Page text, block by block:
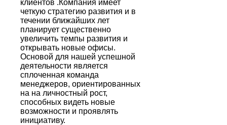
клиентов .Компания имеет
четкую стратегию развития и в
течении ближайших лет
планирует существенно
увеличить темпы развития и
открывать новые офисы.
Основой для нашей успешной
деятельности является
сплоченная команда
менеджеров, ориентированных
на на личностный рост,
способных видеть новые
возможности и проявлять
инициативу.